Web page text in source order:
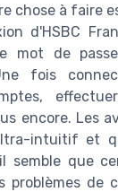
chose à faire
d'HSBC
mot de
fois
encore. Les
intuitif et
semble que
problèmes de